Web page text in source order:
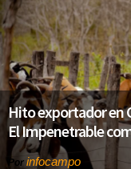
Hito exportador en
El Impenetrable
Por infocampo